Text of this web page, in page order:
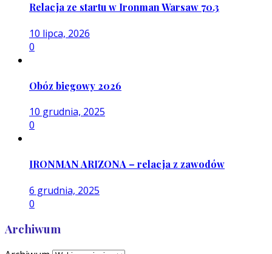
Relacja ze startu w Ironman Warsaw 70.3
10 lipca, 2026
0
Obóz biegowy 2026
10 grudnia, 2025
0
IRONMAN ARIZONA – relacja z zawodów
6 grudnia, 2025
0
Archiwum